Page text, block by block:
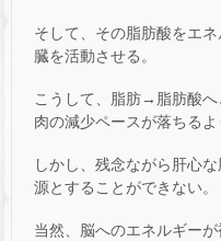
そして、その脂肪酸をエ
臓を活動させる。
こうして、脂肪→脂肪酸
肉の減少ペースが落ちるよ
しかし、残念ながら肝心
源とすることができない。
当然、脳へのエネルギー